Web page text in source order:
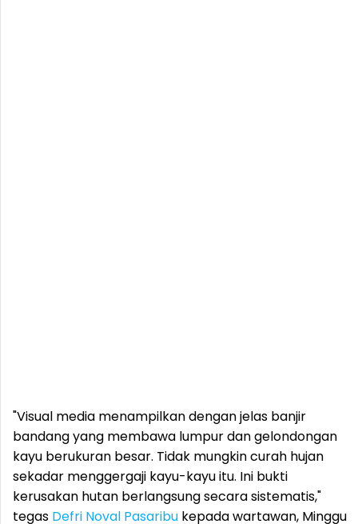
"Visual media menampilkan dengan jelas banjir
bandang yang membawa lumpur dan gelondongan
kayu berukuran besar. Tidak mungkin curah hujan
sekadar menggergaji kayu-kayu itu. Ini bukti
kerusakan hutan berlangsung secara sistematis,"
tegas Defri Noval Pasaribu kepada wartawan, Minggu